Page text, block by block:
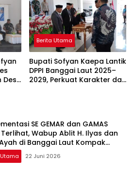
Desa
Berita Utama
Bupati Sofyan Kaepa Lantik
DPPI Banggai Laut 2025–
2029, Perkuat Karakter dan
SE GEMAR dan GAMAS
Wabup Ablit H. Ilyas dan
di Banggai Laut Kompak
Anak
22 Juni 2026